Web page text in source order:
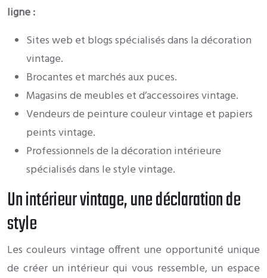
ligne :
Sites web et blogs spécialisés dans la décoration
vintage.
Brocantes et marchés aux puces.
Magasins de meubles et d’accessoires vintage.
Vendeurs de peinture couleur vintage et papiers
peints vintage.
Professionnels de la décoration intérieure
spécialisés dans le style vintage.
Un intérieur vintage, une déclaration de
style
Les couleurs vintage offrent une opportunité unique
de créer un intérieur qui vous ressemble, un espace